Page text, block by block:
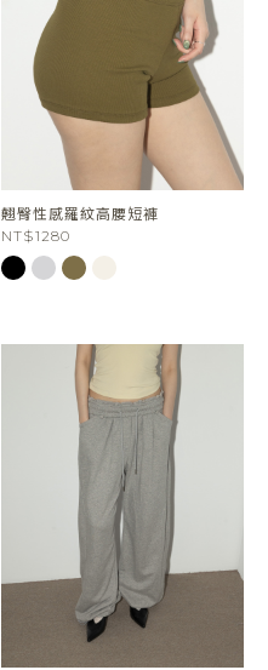
翹臀性感羅紋高腰短褲
NT$1280